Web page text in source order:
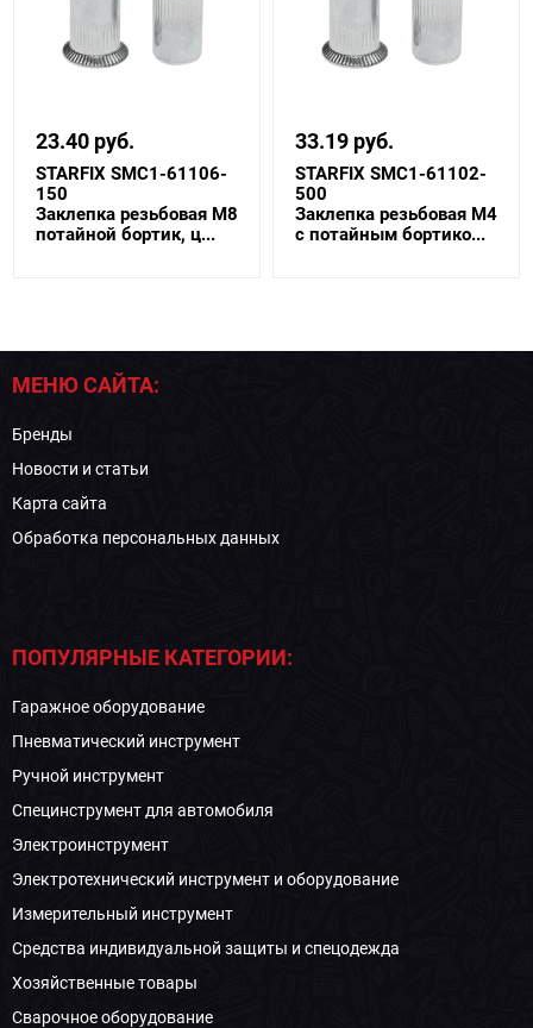
23.40 руб.
STARFIX SMC1-61106-
150
Заклепка резьбовая М8
потайной бортик, ц...
33.19 руб.
STARFIX SMC1-61102-
500
Заклепка резьбовая М4
с потайным бортико...
МЕНЮ САЙТА:
Бренды
Новости и статьи
Карта сайта
Обработка персональных данных
ПОПУЛЯРНЫЕ КАТЕГОРИИ:
Гаражное оборудование
Пневматический инструмент
Ручной инструмент
Специнструмент для автомобиля
Электроинструмент
Электротехнический инструмент и оборудование
Измерительный инструмент
Средства индивидуальной защиты и спецодежда
Хозяйственные товары
Сварочное оборудование